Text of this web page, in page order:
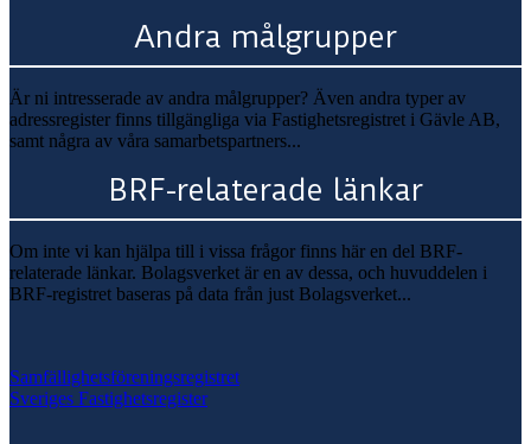
Andra målgrupper
Är ni intresserade av andra målgrupper? Även andra typer av
adressregister finns tillgängliga via Fastighetsregistret i Gävle AB,
samt några av våra samarbetspartners...
BRF-relaterade länkar
Om inte vi kan hjälpa till i vissa frågor finns här en del BRF-
relaterade länkar. Bolagsverket är en av dessa, och huvuddelen i
BRF-registret baseras på data från just Bolagsverket...
Samfällighetsföreningsregistret
Sveriges Fastighetsregister